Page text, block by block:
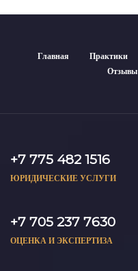
Главная Практики
Отзывы
+7 775 482 1516
ЮРИДИЧЕСКИЕ УСЛУГИ
+7 705 237 7630
ОЦЕНКА И ЭКСПЕРТИЗА